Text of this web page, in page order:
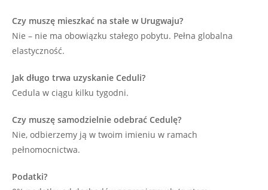
Czy muszę mieszkać na stałe w Urugwaju?
Nie – nie ma obowiązku stałego pobytu. Pełna globalna
elastyczność.
Jak długo trwa uzyskanie Ceduli?
Cedula w ciągu kilku tygodni.
Czy muszę samodzielnie odebrać Cedulę?
Nie, odbierzemy ją w twoim imieniu w ramach
pełnomocnictwa.
Podatki?